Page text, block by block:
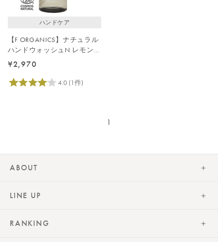
ハンドケア
【F ORGANICS】ナチュラル
ハンドウォッシュN レモング
ラス＆ジュニパー
¥2,970
1
ABOUT
LINE UP
RANKING